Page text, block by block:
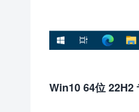
Win10 64位 22H2